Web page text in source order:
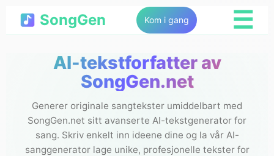
SongGen Kom i gang ☰
AI-tekstforfatter av
SongGen.net
Generer originale sangtekster umiddelbart med
SongGen.net sitt avanserte AI-tekstgenerator for
sang. Skriv enkelt inn ideene dine og la vår AI-
sanggenerator lage unike, profesjonelle tekster for